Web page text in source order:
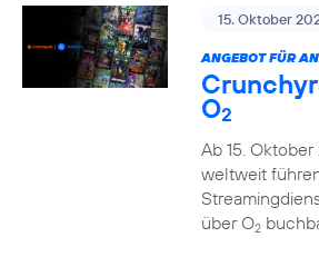
15. Oktober
ANGEBOT FÜR
O2
Ab 15.
weltweit
über O2